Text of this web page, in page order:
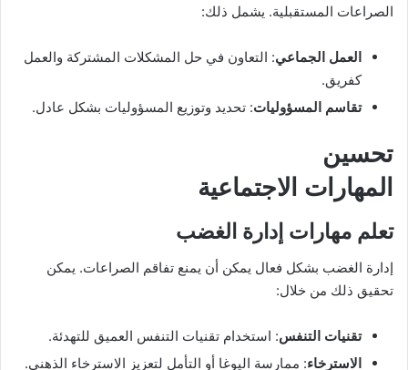
الصراعات المستقبلية. يشمل ذلك:
العمل الجماعي: التعاون في حل المشكلات المشتركة والعمل
كفريق.
تقاسم المسؤوليات: تحديد وتوزيع المسؤوليات بشكل عادل.
تحسين
المهارات الاجتماعية
تعلم مهارات إدارة الغضب
إدارة الغضب بشكل فعال يمكن أن يمنع تفاقم الصراعات. يمكن
تحقيق ذلك من خلال:
تقنيات التنفس: استخدام تقنيات التنفس العميق للتهدئة.
الاسترخاء: ممارسة اليوغا أو التأمل لتعزيز الاسترخاء الذهني.